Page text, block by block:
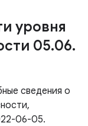
уровня
05.06.
сведения о
06-05.